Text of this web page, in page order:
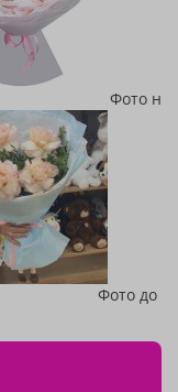
Фото на
Фото до